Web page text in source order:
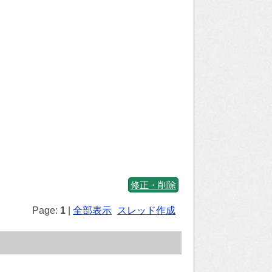
修正・削除
Page: 1 全部表示 スレッド作成